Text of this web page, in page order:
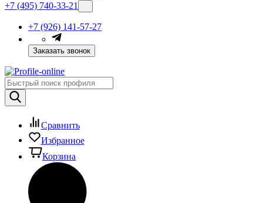
+7 (495) 740-33-21
+7 (926) 141-57-27
Заказать звонок
Сравнить
Избранное
Корзина